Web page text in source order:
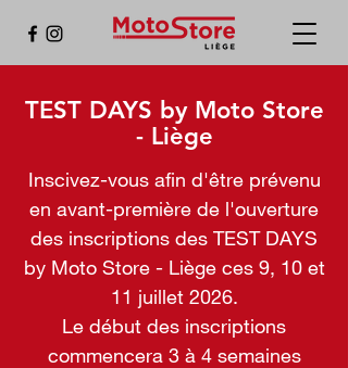
TEST DAYS by Moto Store
- Liège
Inscivez-vous afin d'être prévenu
en avant-première de l'ouverture
des inscriptions des TEST DAYS
by Moto Store - Liège ces 9, 10 et
11 juillet 2026.
Le début des inscriptions
commencera 3 à 4 semaines